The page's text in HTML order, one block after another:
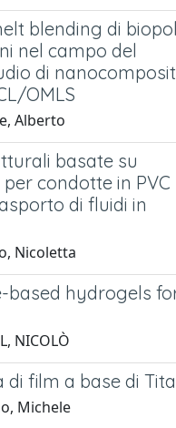
blending di
nel campo del
di
OMLS
Alberto
basate su
condotte in PVC
di fluidi in
Nicoletta
based hydrogels
NICOLÒ
film a base di
Michele